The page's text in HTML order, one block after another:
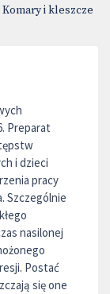
Komary i kleszcze
Preparat
i dzieci
pracy
Szczególnie
nasilonej
Postać
się one